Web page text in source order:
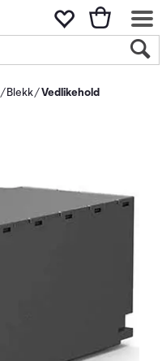
Blekk Vedlikehold